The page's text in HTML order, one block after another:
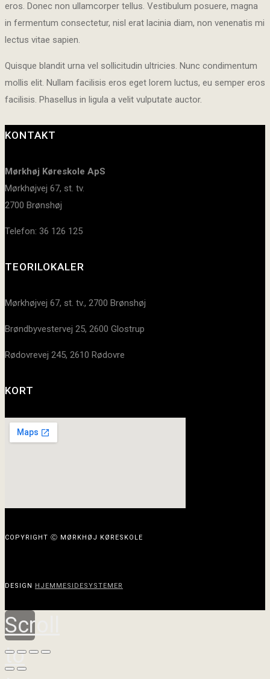
eros. Donec non ullamcorper tellus. Vestibulum posuere, magna
in fermentum consectetur, nisl erat lacinia diam, non venenatis mi
lectus vitae sapien.
Quisque blandit urna vel sollicitudin ultricies. Nunc condimentum
mollis elit. Nullam facilisis eros eget lorem luctus, eu semper eros
facilisis. Phasellus in ligula a velit vulputate auctor.
KONTAKT
Mørkhøj Køreskole ApS
Mørkhøjvej 67, st. tv.
2700 Brønshøj
Telefon: 36 126 125
TEORILOKALER
Mørkhøjvej 67, st. tv., 2700 Brønshøj
Brøndbyvestervej 25, 2600 Glostrup
Rødovrevej 245, 2610 Rødovre
KORT
COPYRIGHT Ⓒ MØRKHØJ KØRESKOLE
DESIGN HJEMMESIDESYSTEMER
Scroll
to